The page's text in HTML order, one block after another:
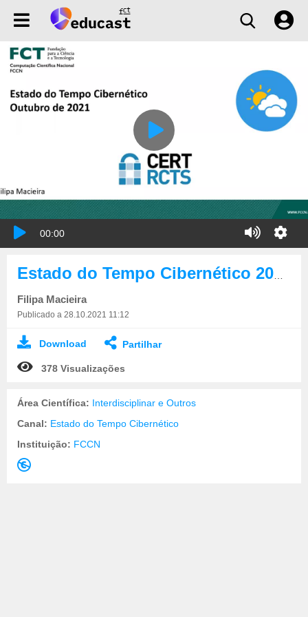
00:00
Filipa Macieira
Publicado a 28.10.2021 11:12
Download Partilhar
378 Visualizações
Área Científica: Interdisciplinar e Outros
Canal: Estado do Tempo Cibernético
Instituição: FCCN